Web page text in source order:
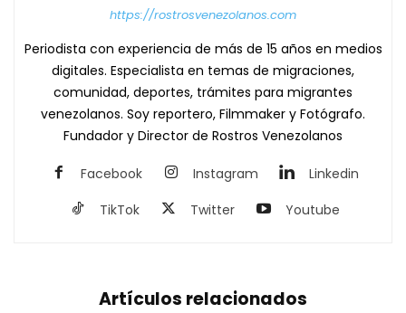
https://rostrosvenezolanos.com
Periodista con experiencia de más de 15 años en medios
digitales. Especialista en temas de migraciones,
comunidad, deportes, trámites para migrantes
venezolanos. Soy reportero, Filmmaker y Fotógrafo.
Fundador y Director de Rostros Venezolanos
Facebook Instagram
Linkedin
TikTok
Twitter Youtube
Artículos relacionados